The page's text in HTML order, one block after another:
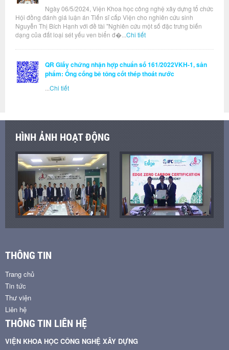
Ngày 06/5/2024, Viện Khoa học công nghệ xây dựng tổ chức
Hội đồng đánh giá luận án Tiến sĩ cấp Viện cho nghiên cứu sinh
Nguyễn Thị Bích Hạnh với đề tài "Nghiên cứu một số đặc trưng biến
dạng của đất loại sét yếu ven biển đ�... Chi tiết
QR Giấy chứng nhận hợp chuẩn số 161/2022VKH-1, sản
phẩm: Ống cống bê tông cốt thép thoát nước
Chi tiết
HÌNH ẢNH HOẠT ĐỘNG
THÔNG TIN
Trang chủ
Tin tức
Thư viện
Liên hệ
THÔNG TIN LIÊN HỆ
VIỆN KHOA HỌC CÔNG NGHỆ XÂY DỰNG